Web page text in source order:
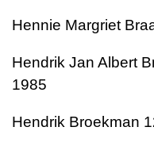
Hennie Margriet
Hendrik Jan Albert
1985
Hendrik Broekman